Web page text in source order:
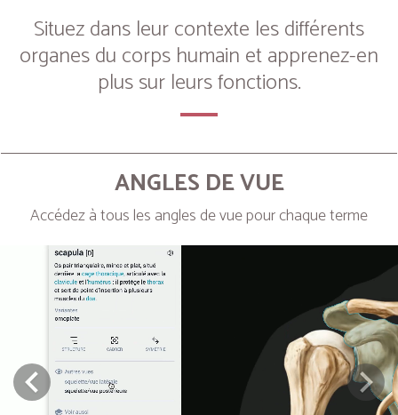
Situez dans leur contexte les différents
organes du corps humain et apprenez-en
plus sur leurs fonctions.
ANGLES DE VUE
Accédez à tous les angles de vue pour chaque terme